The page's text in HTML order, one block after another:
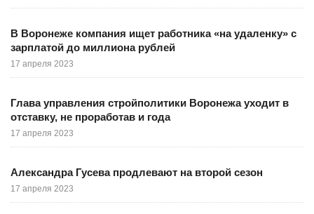
В Воронеже компания ищет работника «на удаленку» с
зарплатой до миллиона рублей
17 апреля 2023
Глава управления стройполитики Воронежа уходит в
отставку, не проработав и года
17 апреля 2023
Александра Гусева продлевают на второй сезон
17 апреля 2023